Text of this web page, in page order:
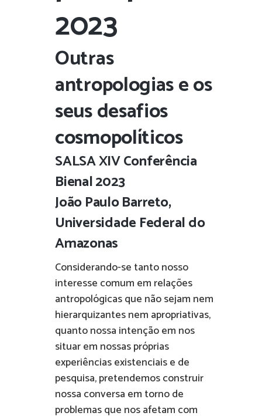
2023
Outras
antropologias e os
seus desafios
cosmopolíticos
SALSAXIVConferência
Bienal 2023
João Paulo Barreto,
Universidade Federal do
Amazonas
Considerando-se tanto nosso
interesse comum em relações
antropológicas que não sejam nem
hierarquizantes nem apropriativas,
quanto nossa intenção em nos
situar em nossas próprias
experiências existenciais e de
pesquisa, pretendemos construir
nossa conversa em torno de
problemas que nos afetam com